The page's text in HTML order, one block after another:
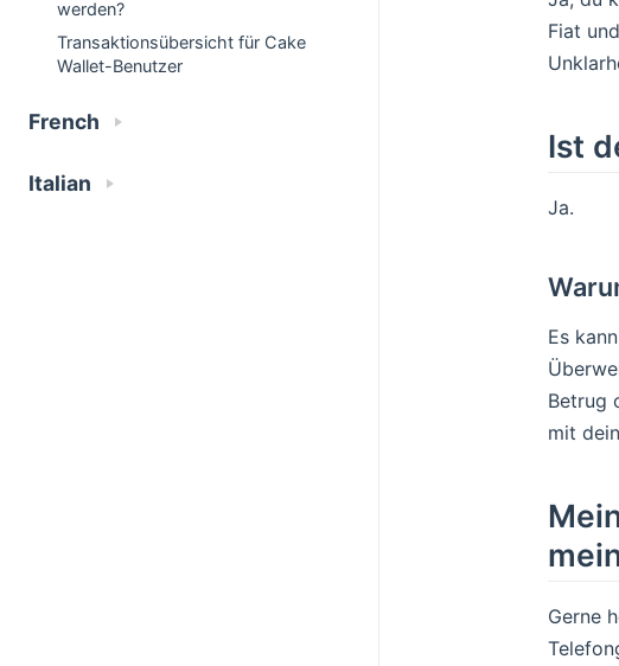
werden?
Transaktionsübersicht für Cake
Wallet-Benutzer
French
Italian
Fiat
Ist
Ja.
Es
Betrug
mit
Gerne